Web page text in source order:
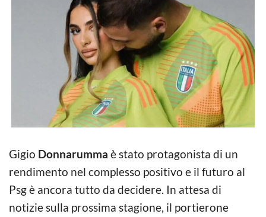
Gigio Donnarumma è stato protagonista di un
rendimento nel complesso positivo e il futuro al
Psg è ancora tutto da decidere. In attesa di
notizie sulla prossima stagione, il portierone